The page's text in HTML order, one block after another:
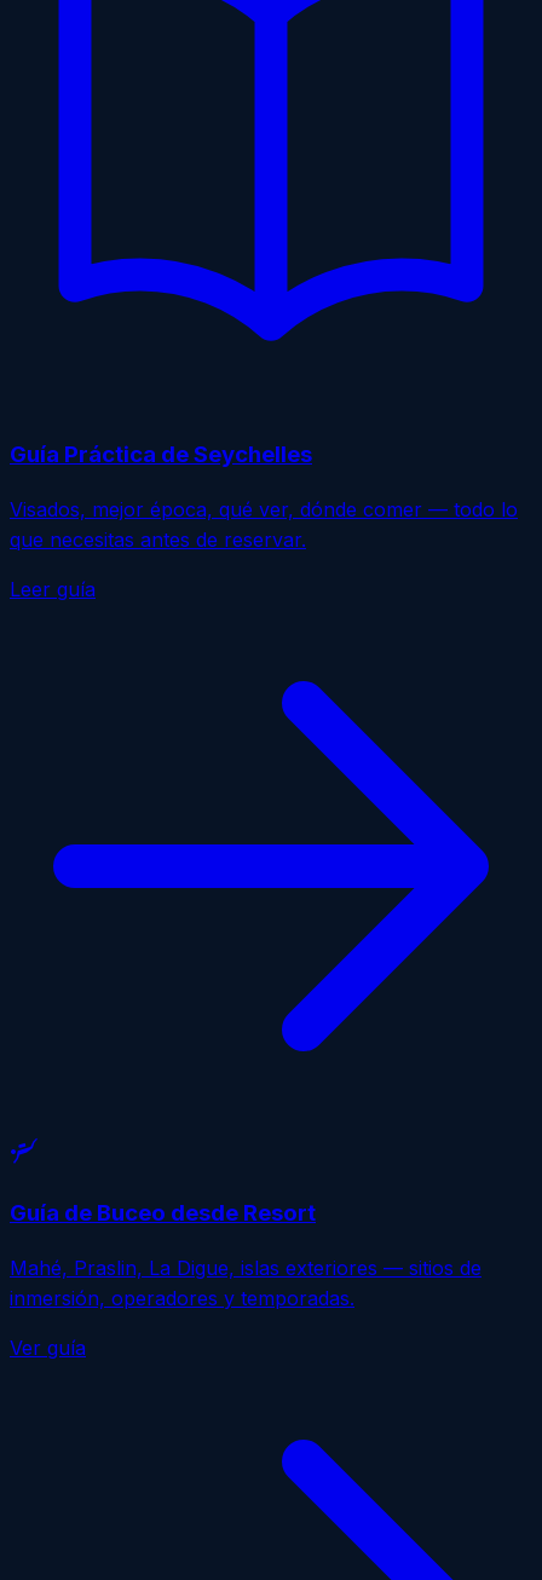
Guía Práctica de Seychelles
Visados, mejor época, qué ver, dónde comer — todo lo
que necesitas antes de reservar.
Leer guía
scuba_diving
Guía de Buceo desde Resort
Mahé, Praslin, La Digue, islas exteriores — sitios de
inmersión, operadores y temporadas.
Ver guía